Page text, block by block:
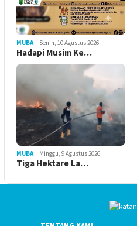
MUBA Senin, 10 Agustus 2026
Hadapi Musim Ke…
MUBA Minggu, 9 Agustus 2026
Tiga Hektare La…